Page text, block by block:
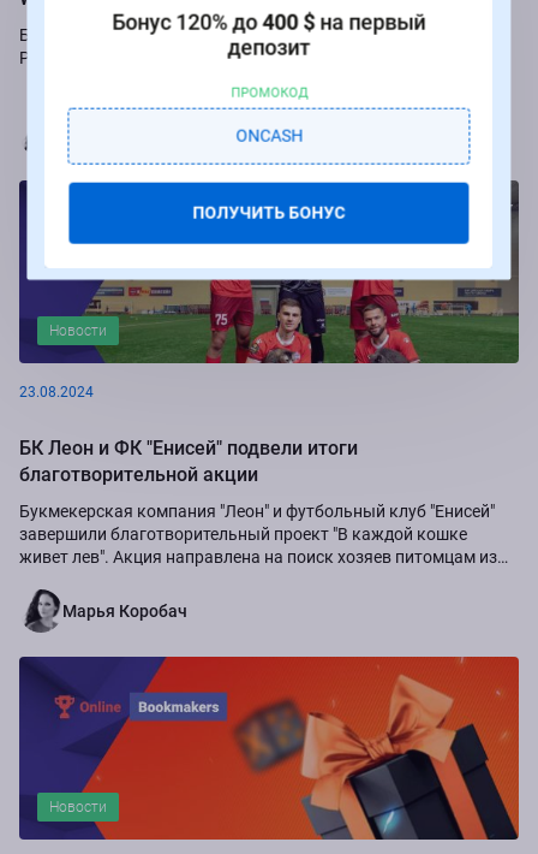
Букмекер Winline подарит бесплатные ставки за пари на игры
Российской Премьер-лиги.
Марья Коробач
Новости
23.08.2024
БК Леон и ФК "Енисей" подвели итоги
благотворительной акции
Букмекерская компания "Леон" и футбольный клуб "Енисей"
завершили благотворительный проект "В каждой кошке
живет лев". Акция направлена на поиск хозяев питомцам из
Марья Коробач
Новости
Бонус 120% до400 $на первый
депозит
ПРОМОКОД
ONCASH
ПОЛУЧИТЬ БОНУС